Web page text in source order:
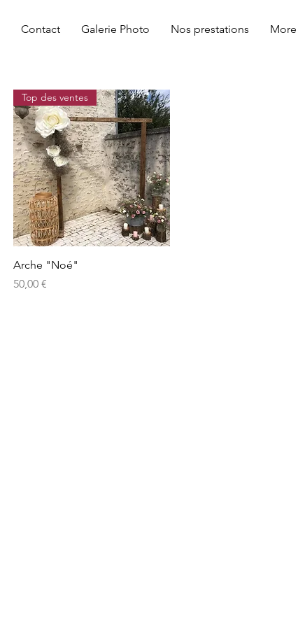
Contact Galerie Photo Nos prestations More
Aperçu rapide
Top des ventes
Arche "Noé"
Prix
50,00 €